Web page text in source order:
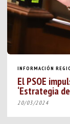
INFORMACIÓN
El PSOE
‘Estrategia
20/03/2024